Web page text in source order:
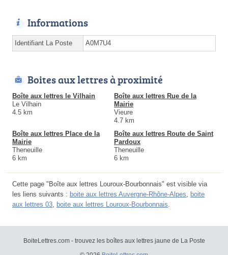
Informations
Identifiant La Poste A0M7U4
Boites aux lettres à proximité
Boîte aux lettres le Vilhain
Le Vilhain
4.5 km
Boîte aux lettres Rue de la
Mairie
Vieure
4.7 km
Boîte aux lettres Place de la
Mairie
Theneuille
6 km
Boîte aux lettres Route de Saint
Pardoux
Theneuille
6 km
Cette page "Boîte aux lettres Louroux-Bourbonnais" est visible via
les liens suivants : boite aux lettres Auvergne-Rhône-Alpes
boite
aux lettres 03 boite aux lettres Louroux-Bourbonnais
BoiteLettres.com - trouvez les boîtes aux lettres jaune de La Poste